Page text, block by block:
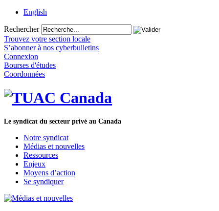
English
Rechercher
Trouvez votre section locale
S’abonner à nos cyberbulletins
Connexion
Bourses d'études
Coordonnées
Le syndicat du secteur privé au Canada
Notre syndicat
Médias et nouvelles
Ressources
Enjeux
Moyens d’action
Se syndiquer